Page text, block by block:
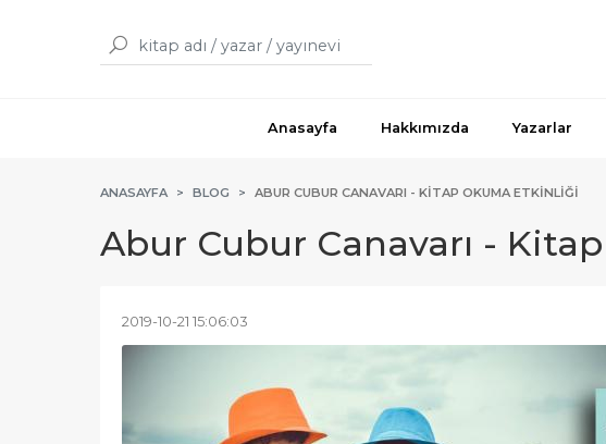
Anasayfa Hakkımızda Yazarlar
ANASAYFA BLOG ABUR CUBUR CANAVARI - KITAP OKUMA ETKINLIĞI
Abur Cubur Canavarı -
2019-10-21 15:06:03